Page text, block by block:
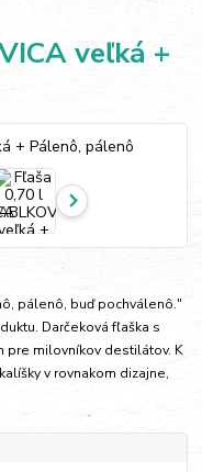
veľká +
pálenô, buď pochválenô."
Darčeková fľaška s
pre milovníkov destilátov. K
v rovnakom dizajne,